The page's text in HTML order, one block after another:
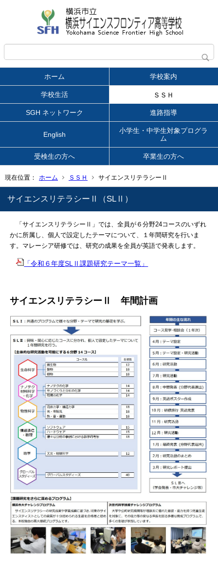
ホーム 学校案内
学校生活 ＳＳＨ
SGH ネットワーク 進路指導
English
小学生・中学生対象プログラ
ム
受検生の方へ 卒業生の方へ
現在位置： ホーム ＳＳＨ サイエンスリテラシーⅡ
サイエンスリテラシーⅡ（SLⅡ）
「サイエンスリテラシーⅡ」では、全員が６分野24コースのいずれ
かに所属し、個人で設定したテーマについて、１年間研究を行いま
す。マレーシア研修では、研究の成果を全員が英語で発表します。
「令和６年度SLⅡ課題研究テーマ一覧」
サイエンスリテラシーⅡ 年間計画